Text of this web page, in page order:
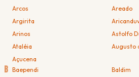
Arcos
Areado
Argirita
Arinos
Astolfo
Ataléia
Augusto
Açucena
B Baependi
Baldim